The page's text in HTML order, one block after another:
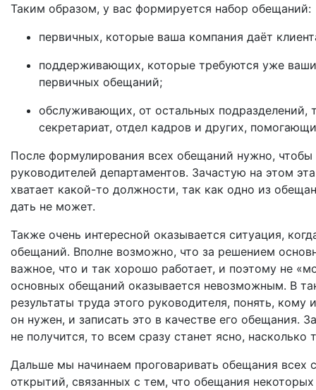
Таким образом, у вас формируется набор обещаний:
первичных, которые ваша компания даёт
поддерживающих, которые требуются уже
первичных обещаний;
обслуживающих, от остальных подразделений,
секретариат, отдел кадров и других,
После формулирования всех обещаний нужно,
руководителей департаментов. Зачастую на этом
хватает какой-то должности, так как одно из
дать не может.
Также очень интересной оказывается ситуация,
обещаний. Вполне возможно, что за решением
важное, что и так хорошо работает, и поэтому не
основных обещаний оказывается невозможным. В
результаты труда этого руководителя, понять,
он нужен, и записать это в качестве его обещания.
не получится, то всем сразу станет ясно,
Дальше мы начинаем проговаривать обещания всех
открытий, связанных с тем, что обещания